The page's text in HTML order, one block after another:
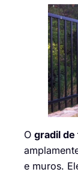
O gradil
e muros.